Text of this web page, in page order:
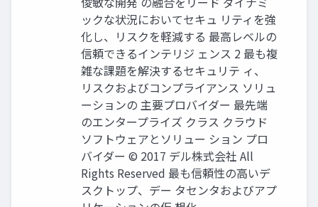
ックな状況においてセキュ リティを強
化し、リスクを軽減する 最高レベルの
信頼できるインテリジ ェンス 2 最も複
雑な課題を解決するセキュリテ ィ、
リスクおよびコンプライアンス ソリュ
ーションの 主要プロバイダー 最先端
のエンタープライズ クラス クラウド
ソフトウェアとソリュー ション プロ
バイダー © 2017 デル株式会社 All
Rights Reserved 最も信頼性の高いデ
スクトップ、デー タセンタおよびアプ